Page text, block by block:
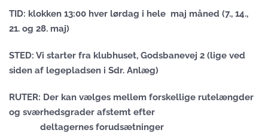
TID: klokken 13:00 hver lørdag i hele maj måned (7., 14.,
21. og 28. maj)
STED: Vi starter fra klubhuset, Godsbanevej 2 (lige ved
siden af legepladsen i Sdr. Anlæg)
RUTER: Der kan vælges mellem forskellige rutelængder
og sværhedsgrader afstemt efter
deltagernes forudsætninger